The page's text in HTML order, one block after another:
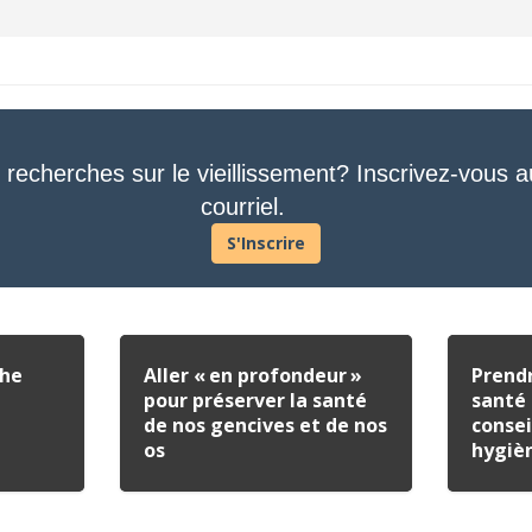
sur le vieillissement? Inscrivez-vous
courriel.
S'Inscrire
Aller « en profondeur »
pour préserver la santé
de nos gencives et de nos
os
santé